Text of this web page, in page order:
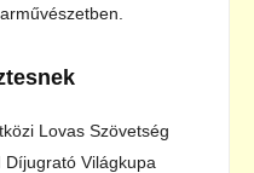
Lovas Szövetség
Díjugrató Világkupa